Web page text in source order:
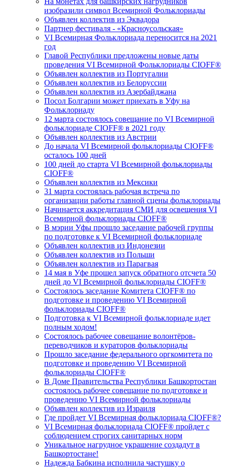
изобразили символ Всемирной Фольклориады
Объявлен коллектив из Эквадора
Партнер фестиваля - «Красноусольская»
VI Всемирная Фольклориада переносится на 2021
год
Главой Республики предложены новые даты
проведения VI Всемирной Фольклориады CIOFF®
Объявлен коллектив из Португалии
Объявлен коллектив из Белоруссии
Объявлен коллектив из Азербайджана
Посол Болгарии может приехать в Уфу на
Фольклориаду
12 марта состоялось совещание по VI Всемирной
фольклориаде CIOFF® в 2021 году
Объявлен коллектив из Австрии
До начала VI Всемирной фольклориады CIOFF®️
осталось 100 дней
100 дней до старта VI Всемирной фольклориады
CIOFF®️
Объявлен коллектив из Мексики
31 марта состоялась рабочая встреча по
организации работы главной сцены фольклориады
Начинается аккредитация СМИ для освещения VI
Всемирной фольклориады CIOFF®
В мэрии Уфы прошло заседание рабочей группы
по подготовке к VI Всемирной фольклориаде
Объявлен коллектив из Индонезии
Объявлен коллектив из Польши
Объявлен коллектив из Парагвая
14 мая в Уфе прошел запуск обратного отсчета 50
дней до VI Всемирной фольклориады CIOFF®
Состоялось заседание Комитета CIOFF® по
подготовке и проведению VI Всемирной
фольклориады CIOFF®
Подготовка к VI Всемирной фольклориаде идет
полным ходом!
Состоялось рабочее совещание волонтёров-
переводчиков и кураторов фольклориады
Прошло заседание федерального оргкомитета по
подготовке и проведению VI Всемирной
фольклориады CIOFF®️
В Доме Правительства Республики Башкортостан
состоялось рабочее совещание по подготовке и
проведению VI Всемирной фольклориады
Объявлен коллектив из Израиля
Где пройдет VI Всемирная фольклориада CIOFF®?
VI Всемирная фольклориада CIOFF® пройдет с
соблюдением строгих санитарных норм
Уникальное нагрудное украшение создадут в
Башкортостане!
Надежда Бабкина исполнила частушку о